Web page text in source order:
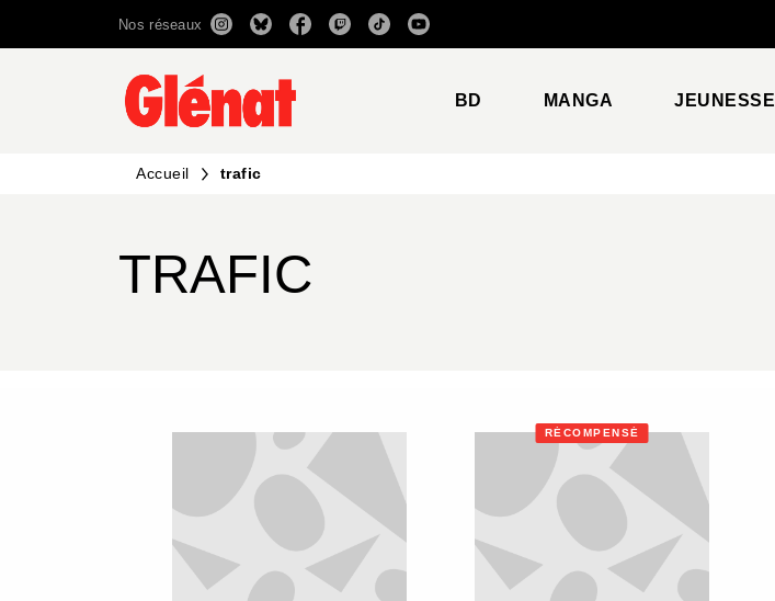
RECHERCHE CONTENU
Nos réseaux
BD MANGA JEUNESSE
Accueil trafic
TRAFIC
RÉCOMPENSÉ